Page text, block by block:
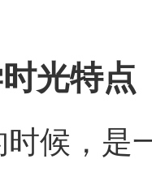
光特点
时候，是